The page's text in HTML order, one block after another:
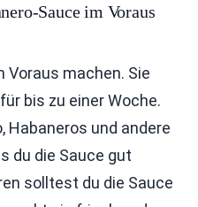
Sauce im Voraus
Voraus machen. Sie
bis zu einer Woche.
Habaneros und andere
du die Sauce gut
solltest du die Sauce